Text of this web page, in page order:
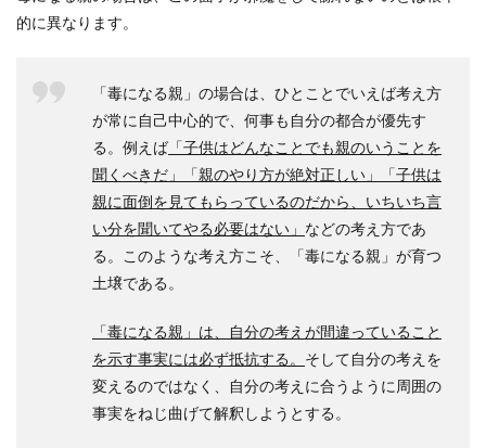
的に異なります。
「毒になる親」の場合は、ひとことでいえば考え方
が常に自己中心的で、何事も自分の都合が優先す
る。例えば 「子供はどんなことでも親のいうことを
聞くべきだ」「親のやり方が絶対正しい」「子供は
親に面倒を見てもらっているのだから、いちいち言
い分を聞いてやる必要はない」 などの考え方であ
る。このような考え方こそ、「毒になる親」が育つ
土壌である。
「毒になる親」は、自分の考えが間違っていること
を示す事実には必ず抵抗する。 そして自分の考えを
変えるのではなく、自分の考えに合うように周囲の
事実をねじ曲げて解釈しようとする。